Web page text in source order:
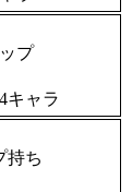
プ
キャラ
持ち